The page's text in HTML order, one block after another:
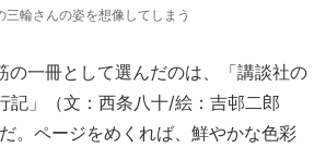
三輪さんの姿を想像してしまう
一冊として選んだのは、「講談社の
」（文：西条八十/絵：吉邨二郎
。ページをめくれば、鮮やかな色彩